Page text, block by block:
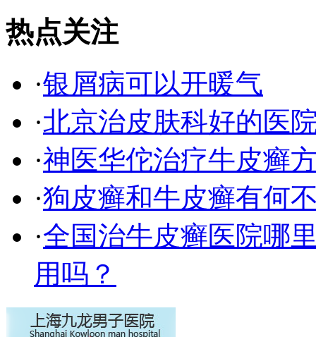
热点关注
·银屑病可以开暖气
·北京治皮肤科好的医
·神医华佗治疗牛皮癣
·狗皮癣和牛皮癣有何
·全国治牛皮癣医院哪
用吗？